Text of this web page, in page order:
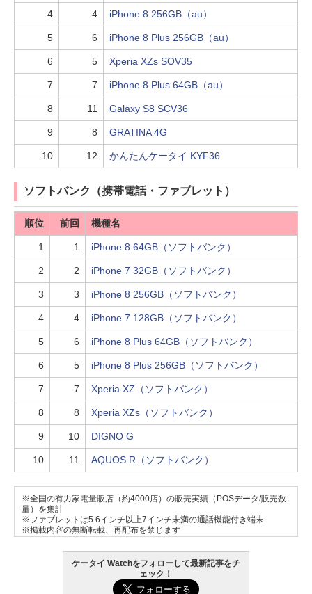
4 4 iPhone 8 256GB（au）
5 6 iPhone 8 Plus 256GB（au）
6 5 Xperia XZs SOV35
7 7 iPhone 8 Plus 64GB（au）
8 11 Galaxy S8 SCV36
9 8 GRATINA 4G
10 12 かんたんケータイ KYF36
ソフトバンク（携帯電話・ファブレット）
順位 前回 機種名
1 1 iPhone 8 64GB（ソフトバンク）
2 2 iPhone 7 32GB（ソフトバンク）
3 3 iPhone 8 256GB（ソフトバンク）
4 4 iPhone 7 128GB（ソフトバンク）
5 6 iPhone 8 Plus 64GB（ソフトバンク）
6 5 iPhone 8 Plus 256GB（ソフトバンク）
7 7 Xperia XZ（ソフトバンク）
8 8 Xperia XZs（ソフトバンク）
9 10 DIGNO G
10 11 AQUOS R（ソフトバンク）
※全国の有力家電量販店（約4000店）の販売実績（POSデータ/販売数
量）を集計
※ファブレットは5.6インチ以上7インチ未満の通話機能付き端末
※掲載内容の無断転載、再配布を禁じます
ケータイ Watchをフォローして最新記事をチ
ェック！